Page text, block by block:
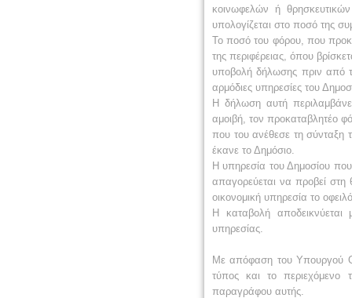
κοινωφελών ή
υπολογίζεται στο ποσό της
Το ποσό του φόρου, που
της περιφέρειας, όπου
υποβολή δήλωσης πριν από
αρμόδιες υπηρεσίες του
Η δήλωση αυτή
αμοιβή, τον προκαταβλητέο
που του ανέθεσε τη σύνταξη
έκανε το Δημόσιο.
Η υπηρεσία του Δημοσίου
απαγορεύεται να προβεί
οικονομική υπηρεσία το
Η καταβολή αποδεικνύεται
υπηρεσίας.
Με απόφαση του Υπουργού
τύπος και το
παραγράφου αυτής.